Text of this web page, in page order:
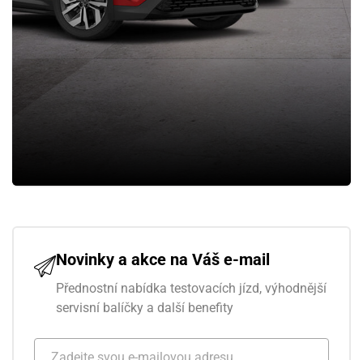
Novinky a akce na Váš e-mail
Přednostní nabídka testovacích jízd, výhodnější
servisní balíčky a další benefity